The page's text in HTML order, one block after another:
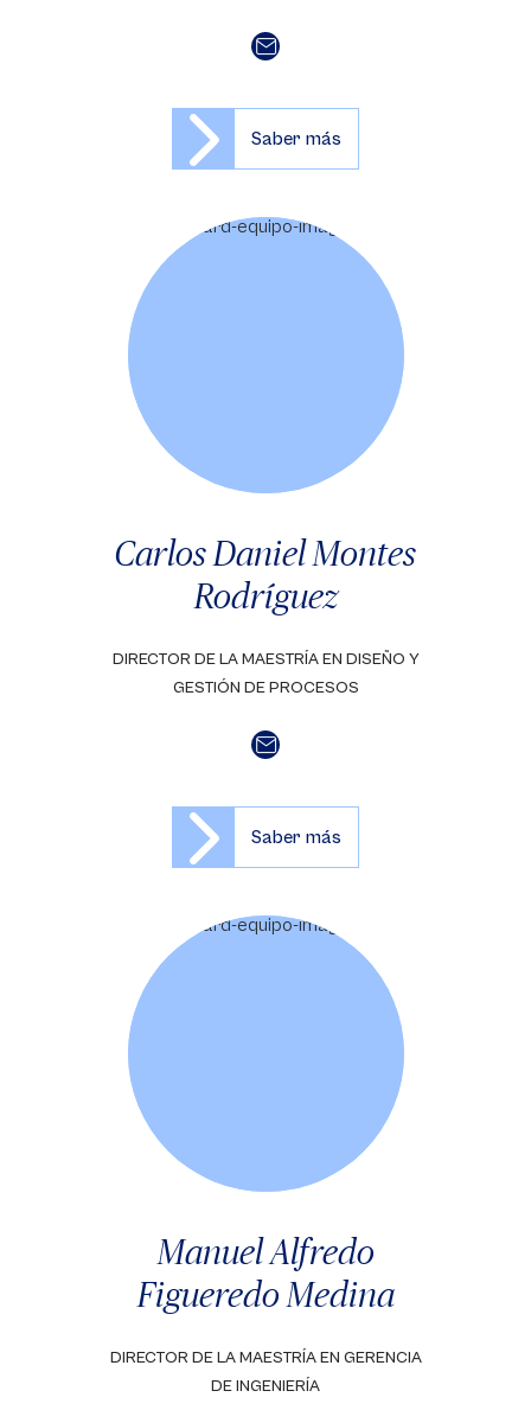
Saber más
Carlos Daniel Montes
Rodríguez
DIRECTOR DE LA MAESTRÍA EN DISEÑO Y
GESTIÓN DE PROCESOS
Saber más
Manuel Alfredo
Figueredo Medina
DIRECTOR DE LA MAESTRÍA EN GERENCIA
DE INGENIERÍA